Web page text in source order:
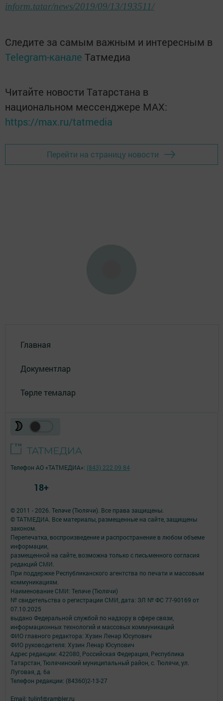
inform.tatar/news/2019/09/13/193511/
Следите за самым важным и интересным в
Telegram-канале Татмедиа
Читайте новости Татарстана в
национальном мессенджере MАХ:
https://max.ru/tatmedia
Перейти на страницу новости
Главная
Документлар
Төрле темалар
© 2011 - 2026. Теләче (Тюлячи). Все права защищены.
© ТАТМЕДИА. Все материалы, размещенные на сайте, защищены
законом.
Перепечатка, воспроизведение и распространение в любом объеме
информации,
размещенной на сайте, возможна только с письменного согласия
редакций СМИ.
При поддержке Республиканского агентства по печати и массовым
коммуникациям.
Наименование СМИ: Теләче (Тюлячи)
№ свидетельства о регистрации СМИ, дата: ЭЛ № ФС 77-90169 от
07.10.2025
выдано Федеральной службой по надзору в сфере связи,
информационных технологий и массовых коммуникаций
ФИО главного редактора: Хузин Ленар Юсупович
ФИО руководителя: Хузин Ленар Юсупович
Адрес редакции: 422080, Российская Федерация, Республика
Татарстан, Тюлячинский муниципальный район, с. Тюлячи, ул.
Луговая, д. 6а
Телефон редакции: (84360)2-⁠13-⁠27
Email: tulinf@rambler.ru
Телефон АО «ТАТМЕДИА»: (843) 222 09 84
18+